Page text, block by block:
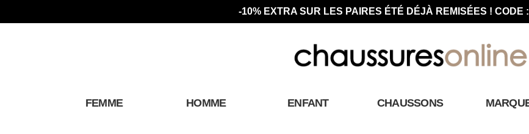
-10% EXTRA SUR LES PAIRES ÉTÉ DÉJÀ REMISÉES ! CODE
FEMME HOMME ENFANT CHAUSSONS